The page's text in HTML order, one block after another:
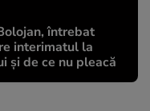
întrebat
interimatul la
și de ce nu pleacă